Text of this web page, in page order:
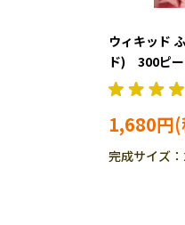
ウィキッド
ド) 300ピ
EPO-28-202s
1,680円
完成サイズ